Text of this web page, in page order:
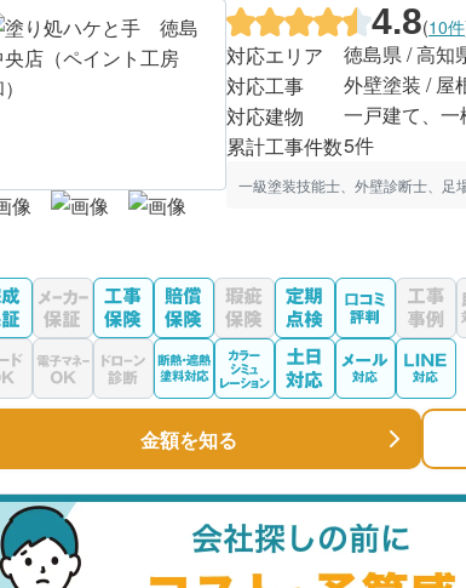
4.8(10件
対応エリア
徳島県 / 高知
対応工事
外壁塗装 / 屋
対応建物
一戸建て、
累計工事件数5件
一級塗装技能士、外壁診断士、足
金額を知る